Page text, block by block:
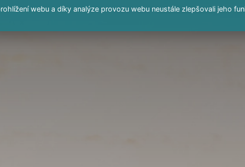
webu a díky analýze provozu webu neustále zlepšovali jeho